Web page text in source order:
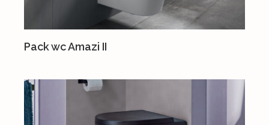
Pack wc Amazi II